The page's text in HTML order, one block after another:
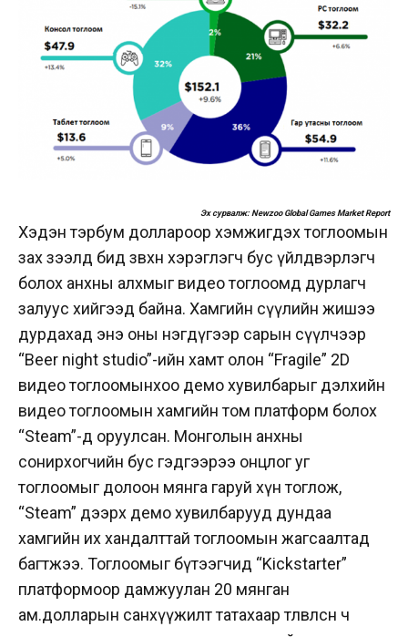
Эх сурвалж: Newzoo Global Games Market Report
Хэдэн тэрбум доллароор хэмжигдэх тоглоомын
зах зээлд бид зөвхөн хэрэглэгч бус үйлдвэрлэгч
болох анхны алхмыг видео тоглоомд дурлагч
залуус хийгээд байна. Хамгийн сүүлийн жишээ
дурдахад энэ оны нэгдүгээр сарын сүүлчээр
“Beer night studio”-ийн хамт олон “Fragile” 2D
видео тоглоомынхоо демо хувилбарыг дэлхийн
видео тоглоомын хамгийн том платформ болох
“Steam”-д оруулсан. Монголын анхны
сонирхогчийн бус гэдгээрээ онцлог уг
тоглоомыг долоон мянга гаруй хүн тоглож,
“Steam” дээрх демо хувилбарууд дундаа
хамгийн их хандалттай тоглоомын жагсаалтад
багтжээ. Тоглоомыг бүтээгчид “Kickstarter”
платформоор дамжуулан 20 мянган
ам.долларын санхүүжилт татахаар төлөвлөсөн ч